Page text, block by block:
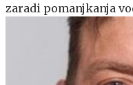
zaradi pomanjkanja